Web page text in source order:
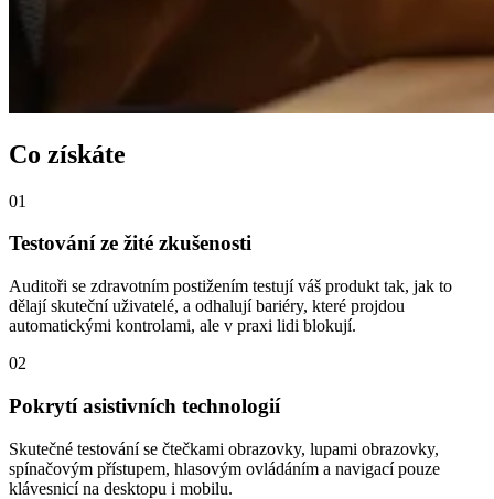
Co získáte
01
Testování ze žité zkušenosti
Auditoři se zdravotním postižením testují váš produkt tak, jak to
dělají skuteční uživatelé, a odhalují bariéry, které projdou
automatickými kontrolami, ale v praxi lidi blokují.
02
Pokrytí asistivních technologií
Skutečné testování se čtečkami obrazovky, lupami obrazovky,
spínačovým přístupem, hlasovým ovládáním a navigací pouze
klávesnicí na desktopu i mobilu.